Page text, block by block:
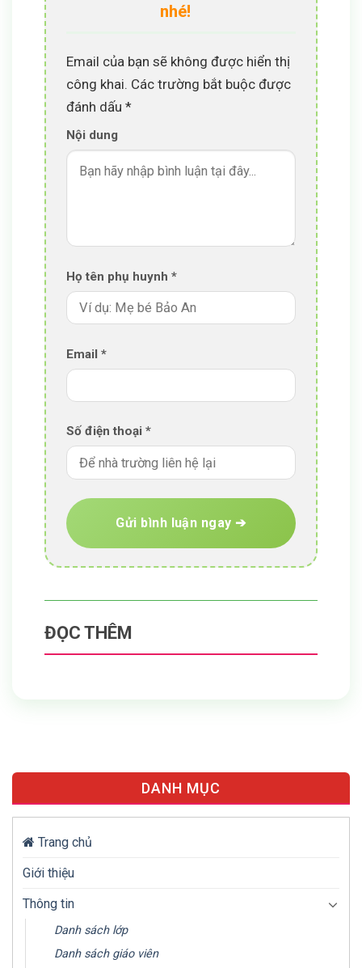
nhé!
Email của bạn sẽ không được hiển thị
công khai. Các trường bắt buộc được
đánh dấu *
Nội dung
Họ tên phụ huynh *
Email *
Số điện thoại *
ĐỌC THÊM
DANH MỤC
Trang chủ
Giới thiệu
Thông tin
Danh sách lớp
Danh sách giáo viên